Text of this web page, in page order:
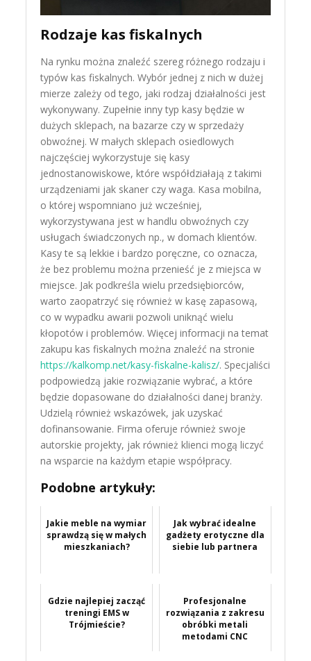
Rodzaje kas fiskalnych
Na rynku można znaleźć szereg różnego rodzaju i
typów kas fiskalnych. Wybór jednej z nich w dużej
mierze zależy od tego, jaki rodzaj działalności jest
wykonywany. Zupełnie inny typ kasy będzie w
dużych sklepach, na bazarze czy w sprzedaży
obwoźnej. W małych sklepach osiedlowych
najczęściej wykorzystuje się kasy
jednostanowiskowe, które współdziałają z takimi
urządzeniami jak skaner czy waga. Kasa mobilna,
o której wspomniano już wcześniej,
wykorzystywana jest w handlu obwoźnych czy
usługach świadczonych np., w domach klientów.
Kasy te są lekkie i bardzo poręczne, co oznacza,
że bez problemu można przenieść je z miejsca w
miejsce. Jak podkreśla wielu przedsiębiorców,
warto zaopatrzyć się również w kasę zapasową,
co w wypadku awarii pozwoli uniknąć wielu
kłopotów i problemów. Więcej informacji na temat
zakupu kas fiskalnych można znaleźć na stronie
https://kalkomp.net/kasy-fiskalne-kalisz/. Specjaliści
podpowiedzą jakie rozwiązanie wybrać, a które
będzie dopasowane do działalności danej branży.
Udzielą również wskazówek, jak uzyskać
dofinansowanie. Firma oferuje również swoje
autorskie projekty, jak również klienci mogą liczyć
na wsparcie na każdym etapie współpracy.
Podobne artykuły:
Jakie meble na wymiar
sprawdzą się w małych
mieszkaniach?
Jak wybrać idealne
gadżety erotyczne dla
siebie lub partnera
Gdzie najlepiej zacząć
treningi EMS w
Trójmieście?
Profesjonalne
rozwiązania z zakresu
obróbki metali
metodami CNC